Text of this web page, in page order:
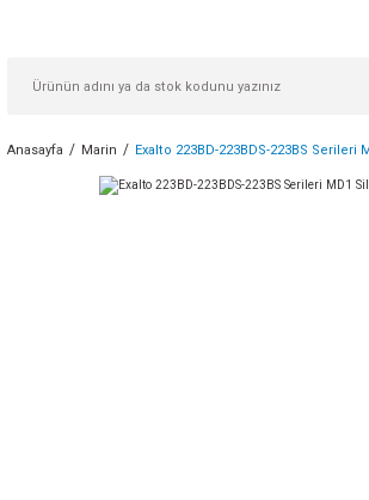
Anasayfa Marin Exalto 223BD-223BDS-223BS